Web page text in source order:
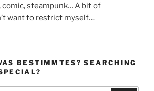
comic, steampunk… A bit of
want to restrict myself…
BESTIMMTES? SEARCHING